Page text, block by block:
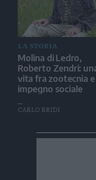
LA STORIA
Molina di Ledro,
Roberto Zendri:
vita fra zootecnia e
impegno sociale
CARLO BRIDI